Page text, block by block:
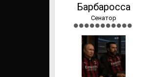
Барбаросса
Сенатор